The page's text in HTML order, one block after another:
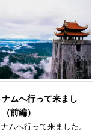
ナムへ行って来まし
前編）
ムへ行って来ました。